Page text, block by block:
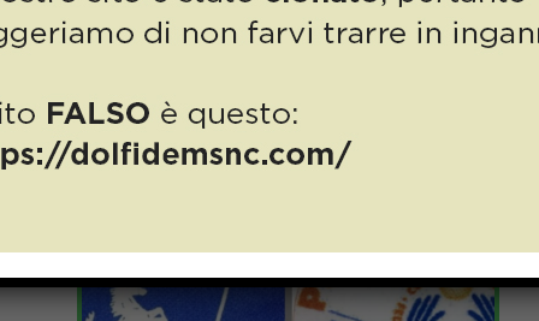
Sostegno allo SPORT PISTOIESE:
l’intervista di Cristina Dolfi a TVL
Read more